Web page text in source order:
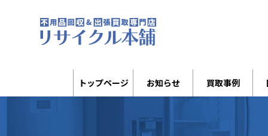
トップページ お知らせ 買取事例